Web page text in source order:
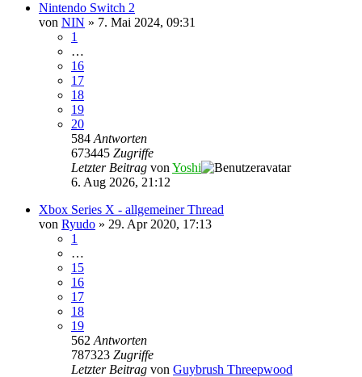
Nintendo Switch 2
von NIN » 7. Mai 2024, 09:31
1
…
16
17
18
19
20
584 Antworten
673445 Zugriffe
Letzter Beitrag von Yoshi
6. Aug 2026, 21:12
Xbox Series X - allgemeiner Thread
von Ryudo » 29. Apr 2020, 17:13
1
…
15
16
17
18
19
562 Antworten
787323 Zugriffe
Letzter Beitrag von Guybrush Threepwood